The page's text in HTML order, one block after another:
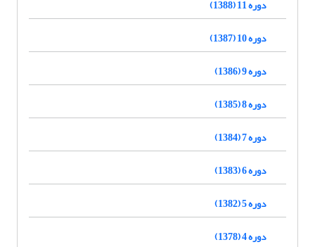
دوره 11 (1388)
دوره 10 (1387)
دوره 9 (1386)
دوره 8 (1385)
دوره 7 (1384)
دوره 6 (1383)
دوره 5 (1382)
دوره 4 (1378)